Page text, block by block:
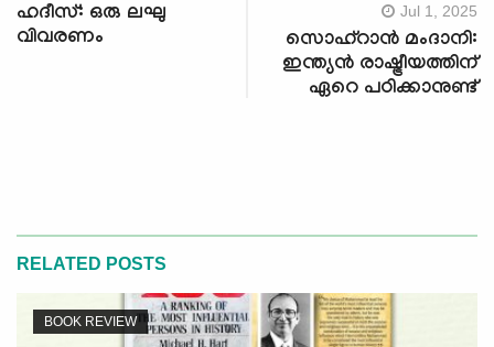
ഹദീസ്: ഒരു ലഘു
വിവരണം
Jul 1, 2025
സൊഹ്‌റാൻ മംദാനി:
ഇന്ത്യന്‍ രാഷ്ട്രീയത്തിന്
ഏറെ പഠിക്കാനുണ്ട്
RELATED POSTS
BOOK REVIEW